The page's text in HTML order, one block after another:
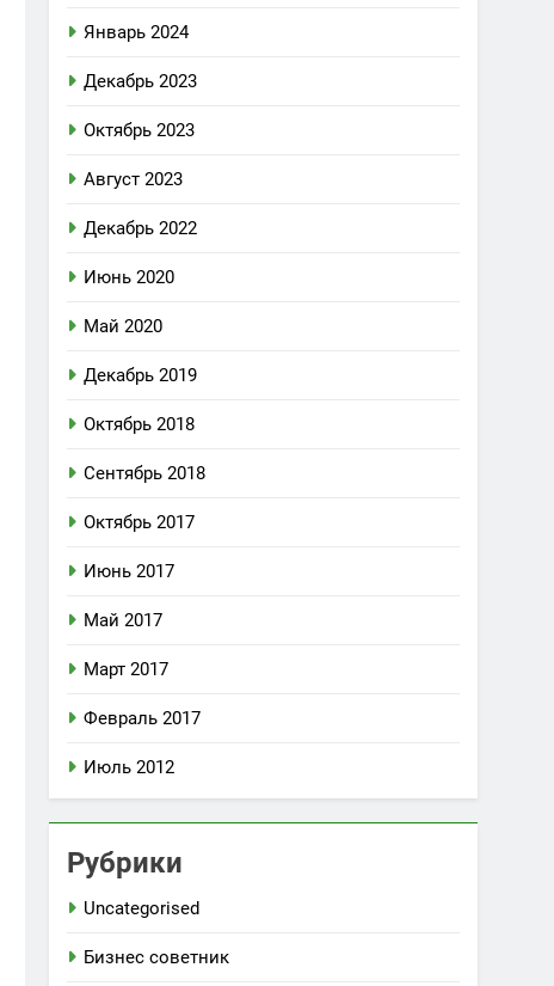
Январь 2024
Декабрь 2023
Октябрь 2023
Август 2023
Декабрь 2022
Июнь 2020
Май 2020
Декабрь 2019
Октябрь 2018
Сентябрь 2018
Октябрь 2017
Июнь 2017
Май 2017
Март 2017
Февраль 2017
Июль 2012
Рубрики
Uncategorised
Бизнес советник